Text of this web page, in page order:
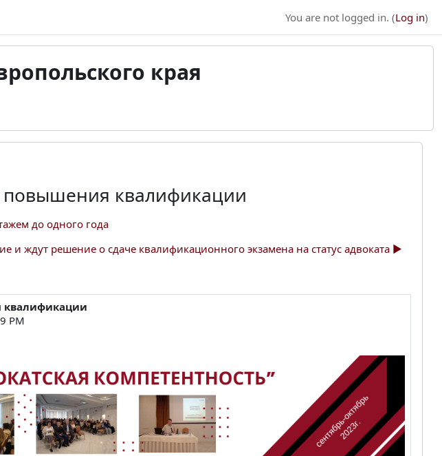
You are not logged in. (Log in)
края
повышения квалификации
до одного года
ждут решение о сдаче квалификационного экзамена на статус адвоката ▶︎
квалификации
PM